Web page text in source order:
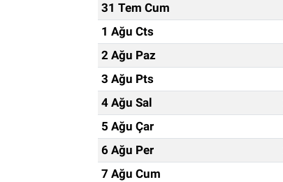
31 Tem Cum
1 Ağu Cts
2 Ağu Paz
3 Ağu Pts
4 Ağu Sal
5 Ağu Çar
6 Ağu Per
7 Ağu Cum